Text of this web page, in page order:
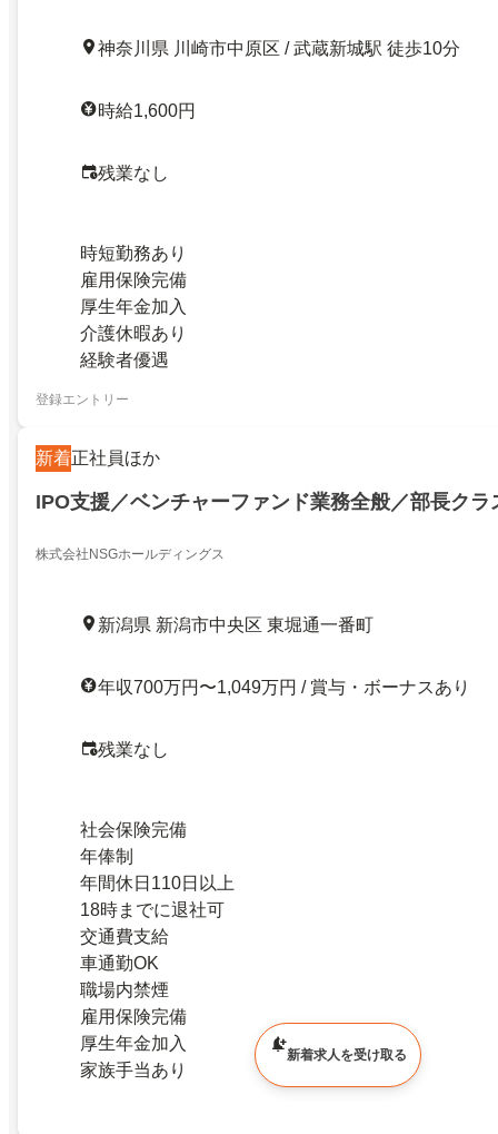
神奈川県 川崎市中原区 / 武蔵新城駅 徒歩10分
時給1,600円
残業なし
時短勤務あり
雇用保険完備
厚生年金加入
介護休暇あり
経験者優遇
登録エントリー
新着正社員ほか
IPO支援／ベンチャーファンド業務全般／部長クラ
株式会社NSGホールディングス
新潟県 新潟市中央区 東堀通一番町
年収700万円〜1,049万円 / 賞与・ボーナスあり
残業なし
社会保険完備
年俸制
年間休日110日以上
18時までに退社可
交通費支給
車通勤OK
職場内禁煙
雇用保険完備
厚生年金加入
家族手当あり
新着求人を受け取る